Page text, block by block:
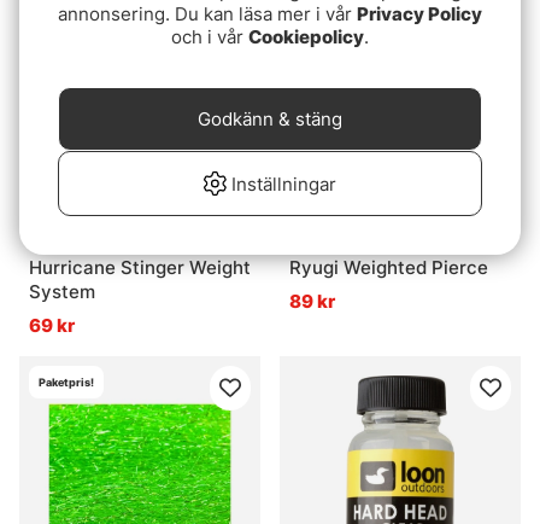
Hurricane Stinger Weight
System
69 kr
Ryugi Weighted Pierce
89 kr
Paketpris!
annonsering. Du kan läsa mer i vår Privacy Policy
och i vår Cookiepolicy.
Inställningar
Godkänn & stäng